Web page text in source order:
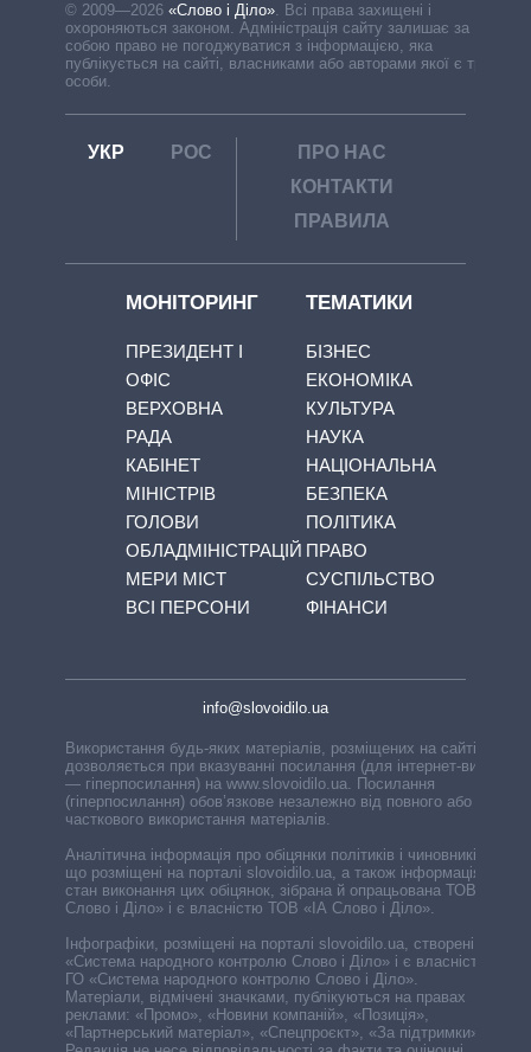
© 2009—2026 «Слово і Діло». Всі права захищені і
охороняються законом. Адміністрація сайту залишає за
собою право не погоджуватися з інформацією, яка
публікується на сайті, власниками або авторами якої є треті
особи.
УКР РОС
ПРО НАС
КОНТАКТИ
ПРАВИЛА
МОНІТОРИНГ
ПРЕЗИДЕНТ І
ОФІС
ВЕРХОВНА
РАДА
КАБІНЕТ
МІНІСТРІВ
ГОЛОВИ
ОБЛАДМІНІСТРАЦІЙ
МЕРИ МІСТ
ВСІ ПЕРСОНИ
ТЕМАТИКИ
БІЗНЕС
ЕКОНОМІКА
КУЛЬТУРА
НАУКА
НАЦІОНАЛЬНА
БЕЗПЕКА
ПОЛІТИКА
ПРАВО
СУСПІЛЬСТВО
ФІНАНСИ
info@slovoidilo.ua
Використання будь-яких матеріалів, розміщених на сайті,
дозволяється при вказуванні посилання (для інтернет-видань
— гіперпосилання) на www.slovoidilo.ua. Посилання
(гіперпосилання) обов’язкове незалежно від повного або
часткового використання матеріалів.
Аналітична інформація про обіцянки політиків і чиновників,
що розміщені на порталі slovoidilo.ua, а також інформація про
стан виконання цих обіцянок, зібрана й опрацьована ТОВ «ІА
Слово і Діло» і є власністю ТОВ «ІА Слово і Діло».
Інфографіки, розміщені на порталі slovoidilo.ua, створені ГО
«Система народного контролю Слово і Діло» і є власністю
ГО «Система народного контролю Слово і Діло».
Матеріали, відмічені значками, публікуються на правах
реклами: «Промо», «Новини компаній», «Позиція»,
«Партнерський матеріал», «Спецпроєкт», «За підтримки».